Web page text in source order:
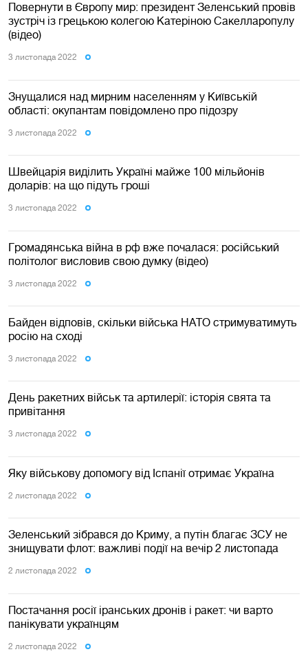
Повернути в Європу мир: президент Зеленський провів
зустріч із грецькою колегою Катеріною Сакелларопулу
(відео)
3 листопада 2022
Знущалися над мирним населенням у Київській
області: окупантам повідомлено про підозру
3 листопада 2022
Швейцарія виділить Україні майже 100 мільйонів
доларів: на що підуть гроші
3 листопада 2022
Громадянська війна в рф вже почалася: російський
політолог висловив свою думку (відео)
3 листопада 2022
Байден відповів, скільки війська НАТО стримуватимуть
росію на сході
3 листопада 2022
День ракетних військ та артилерії: історія свята та
привітання
3 листопада 2022
Яку військову допомогу від Іспанії отримає Україна
2 листопада 2022
Зеленський зібрався до Криму, а путін благає ЗСУ не
знищувати флот: важливі події на вечір 2 листопада
2 листопада 2022
Постачання росії іранських дронів і ракет: чи варто
панікувати українцям
2 листопада 2022